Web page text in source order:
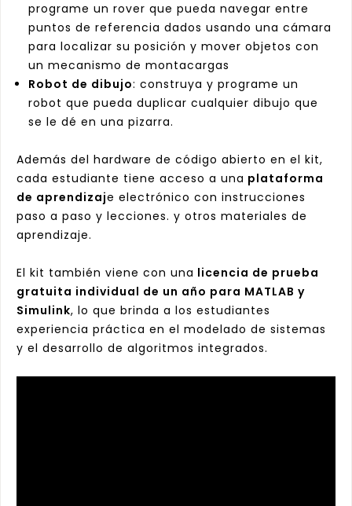
programe un rover que pueda navegar entre
puntos de referencia dados usando una cámara
para localizar su posición y mover objetos con
un mecanismo de montacargas
Robot de dibujo: construya y programe un
robot que pueda duplicar cualquier dibujo que
se le dé en una pizarra.
Además del hardware de código abierto en el kit,
cada estudiante tiene acceso a una plataforma
de aprendizaje electrónico con instrucciones
paso a paso y lecciones. y otros materiales de
aprendizaje.
El kit también viene con una licencia de prueba
gratuita individual de un año para MATLAB y
Simulink, lo que brinda a los estudiantes
experiencia práctica en el modelado de sistemas
y el desarrollo de algoritmos integrados.